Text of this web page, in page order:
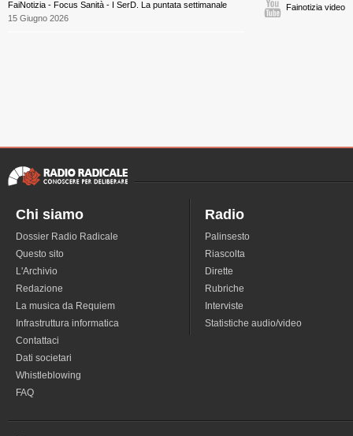
FaiNotizia - Focus Sanità - I SerD. La puntata settimanale
15 Giugno 2026
Fainotizia video
Chi siamo
Dossier Radio Radicale
Questo sito
L'Archivio
Redazione
La musica da Requiem
Infrastruttura informatica
Contattaci
Dati societari
Whistleblowing
FAQ
Radio
Palinsesto
Riascolta
Dirette
Rubriche
Interviste
Statistiche audio/video